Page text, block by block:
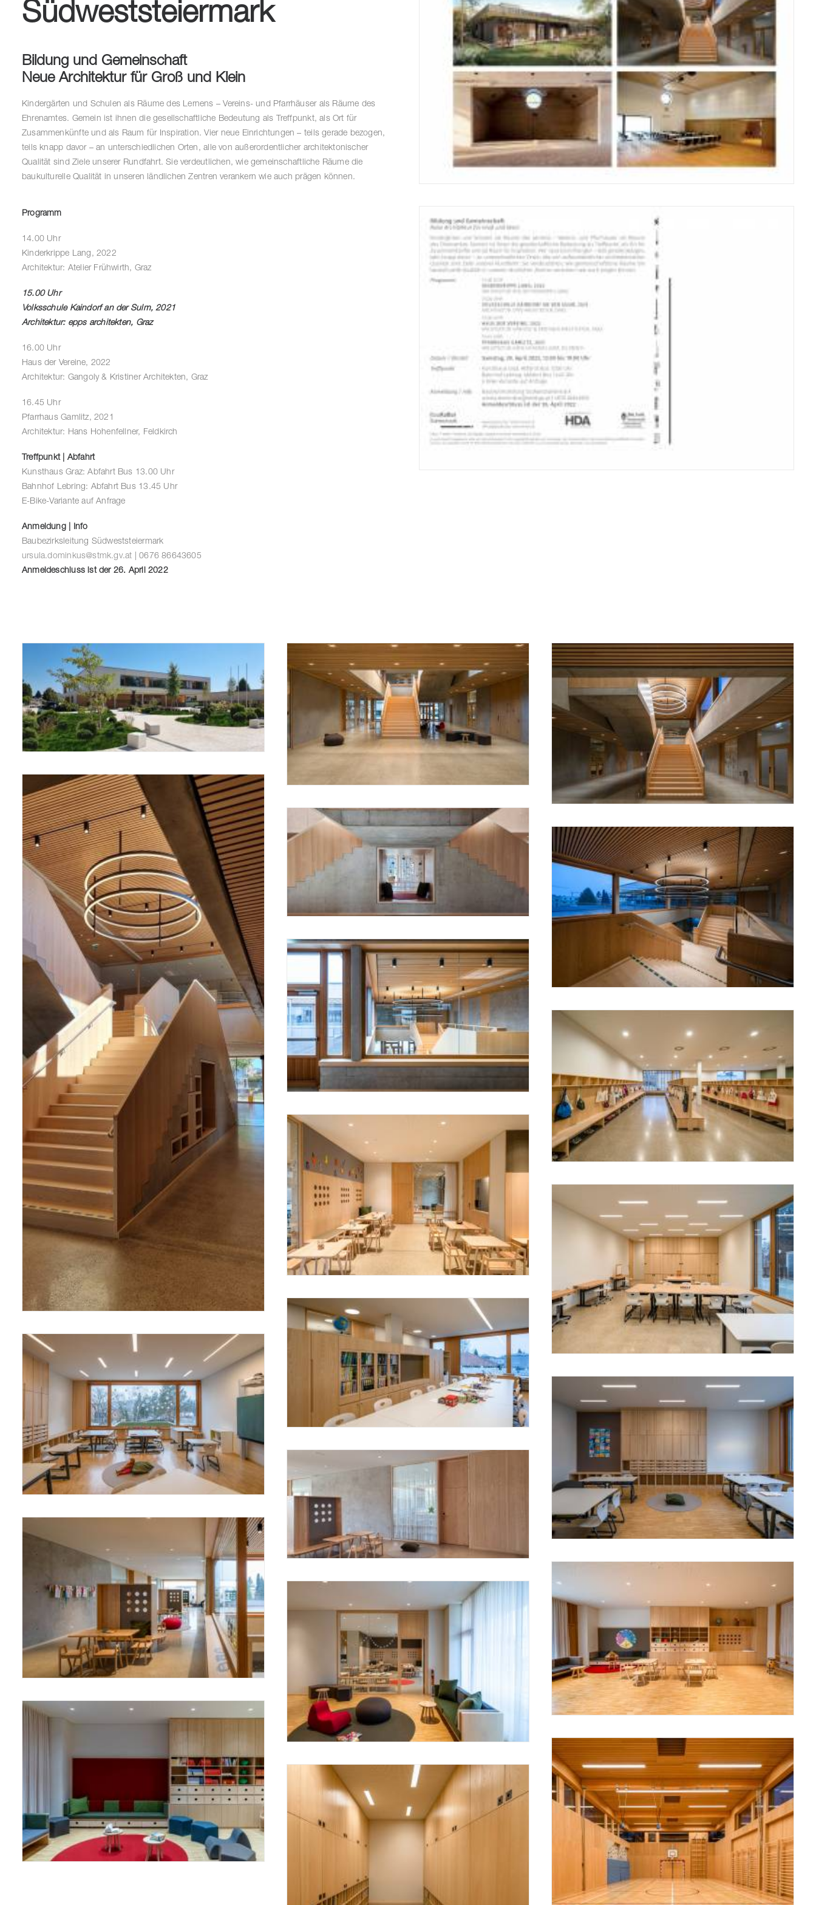
Südweststeiermark
Bildung und Gemeinschaft
Neue Architektur für Groß und Klein
Kindergärten und Schulen als Räume des Lernens – Vereins- und Pfarrhäuser als Räume des
Ehrenamtes. Gemein ist ihnen die gesellschaftliche Bedeutung als Treffpunkt, als Ort für
Zusammenkünfte und als Raum für Inspiration. Vier neue Einrichtungen – teils gerade bezogen,
teils knapp davor – an unterschiedlichen Orten, alle von außerordentlicher architektonischer
Qualität sind Ziele unserer Rundfahrt. Sie verdeutlichen, wie gemeinschaftliche Räume die
baukulturelle Qualität in unseren ländlichen Zentren verankern wie auch prägen können.
Programm
14.00 Uhr
Kinderkrippe Lang, 2022
Architektur: Atelier Frühwirth, Graz
15.00 Uhr
Volksschule Kaindorf an der Sulm, 2021
Architektur: epps architekten, Graz
16.00 Uhr
Haus der Vereine, 2022
Architektur: Gangoly & Kristiner Architekten, Graz
16.45 Uhr
Pfarrhaus Gamlitz, 2021
Architektur: Hans Hohenfellner, Feldkirch
Treffpunkt | Abfahrt
Kunsthaus Graz: Abfahrt Bus 13.00 Uhr
Bahnhof Lebring: Abfahrt Bus 13.45 Uhr
E-Bike-Variante auf Anfrage
Anmeldung | Info
Baubezirksleitung Südweststeiermark
ursula.dominkus@stmk.gv.at | 0676 86643605
Anmeldeschluss ist der 26. April 2022